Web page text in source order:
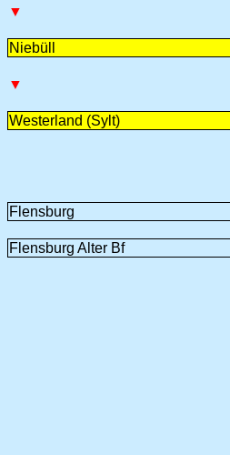
▼
Niebüll
▼
Westerland (Sylt)
Flensburg
Flensburg Alter Bf